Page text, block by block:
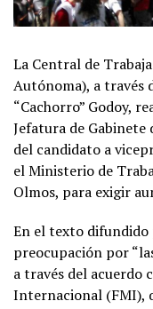
La Central de
Autónoma), a través
“Cachorro” Godoy,
Jefatura de
del candidato a
el Ministerio de
Olmos, para exigir
En el texto difundido
preocupación por
a través del acuerdo
Internacional (FMI),